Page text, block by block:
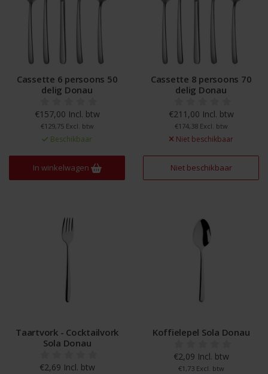
Cassette 6 persoons 50
delig Donau
€157,00 Incl. btw
€129,75 Excl. btw
Beschikbaar
In winkelwagen
Cassette 8 persoons 70
delig Donau
€211,00 Incl. btw
€174,38 Excl. btw
Niet beschikbaar
Niet beschikbaar
Taartvork - Cocktailvork
Sola Donau
€2,69 Incl. btw
Koffielepel Sola Donau
€2,09 Incl. btw
€1,73 Excl. btw